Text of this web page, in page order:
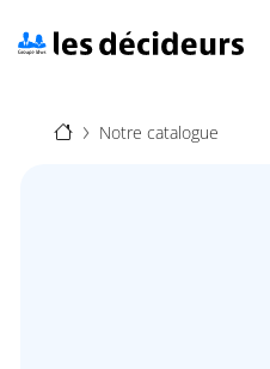
au
contenu
Fil
Notre catalogue